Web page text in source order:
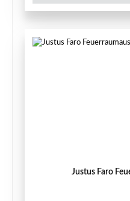
Justus Faro